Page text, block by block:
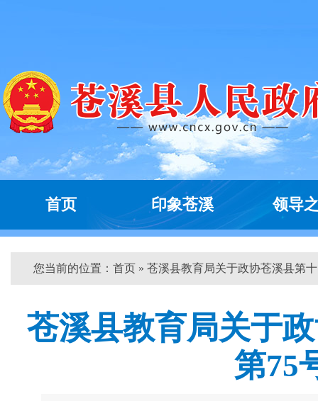
首页 印象苍溪 领导
您当前的位置： 首页 » 苍溪县教育局关于政协苍溪县第
苍溪县教育局关于
第75